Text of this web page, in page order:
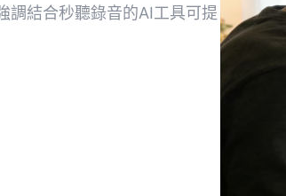
調結合秒聽錄音的AI工具可提